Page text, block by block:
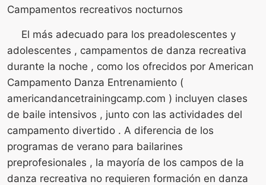
Campamentos recreativos nocturnos
El más adecuado para los preadolescentes y
adolescentes , campamentos de danza recreativa
durante la noche , como los ofrecidos por American
Campamento Danza Entrenamiento (
americandancetrainingcamp.com ) incluyen clases
de baile intensivos , junto con las actividades del
campamento divertido . A diferencia de los
programas de verano para bailarines
preprofesionales , la mayoría de los campos de la
danza recreativa no requieren formación en danza